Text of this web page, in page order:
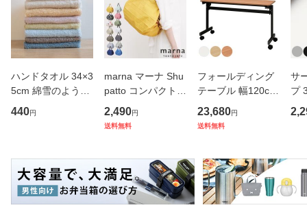
ハンドタオル 34×3
5cm 綿雪のような
タオル ベルベット
カラー （ タオル
ンカチ 洗面タオル
綿 コッ
440円
marna マーナ Shu
patto コンパクトバ
ッグ M／2020 S46
7 （ シュパット エ
物バッグ 洗濯可能
北欧 コ
2,490円
送料無料
フォールディング
テーブル 幅120cm
奥行き45cm キャ
スター付き 折りた
ッキング 会議机 ミ
ーティング
23,680円
送料無料
サ
プ
フ
ス
マ
保